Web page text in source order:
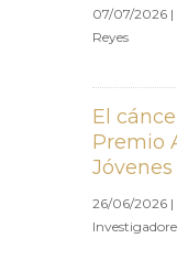
07/07/2026 |
Reyes
El
Premio
26/06/2026 |